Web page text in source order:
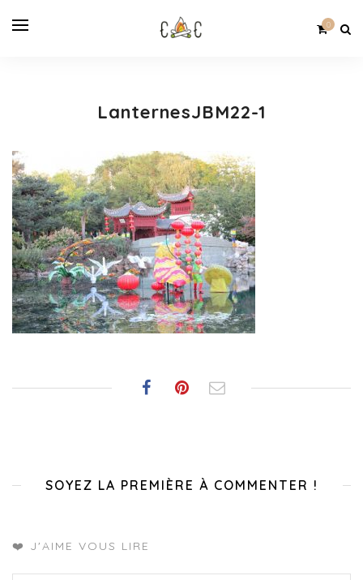
0
LanternesJBM22-1
SOYEZ LA PREMIÈRE À COMMENTER !
❤️ J'AIME VOUS LIRE